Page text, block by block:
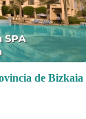
de Bizkaia